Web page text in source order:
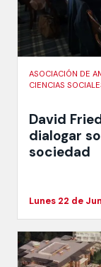
ASOCIACIÓN DE
CIENCIAS
David
dialogar
sociedad
Lunes 22 de